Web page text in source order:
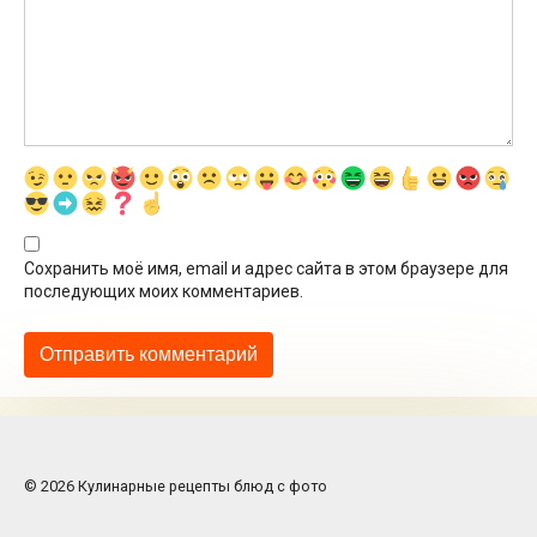
Сохранить моё имя, email и адрес сайта в этом браузере для
последующих моих комментариев.
© 2026 Кулинарные рецепты блюд с фото